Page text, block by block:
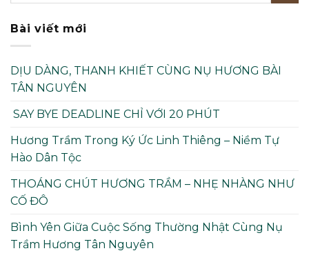
Bài viết mới
DỊU DÀNG, THANH KHIẾT CÙNG NỤ HƯƠNG BÀI
TÂN NGUYÊN
SAY BYE DEADLINE CHỈ VỚI 20 PHÚT
Hương Trầm Trong Ký Ức Linh Thiêng – Niềm Tự
Hào Dân Tộc
THOÁNG CHÚT HƯƠNG TRẦM – NHẸ NHÀNG NHƯ
CỐ ĐÔ
Bình Yên Giữa Cuộc Sống Thường Nhật Cùng Nụ
Trầm Hương Tân Nguyên